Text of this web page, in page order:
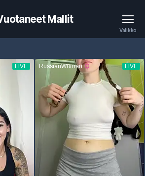
Mallit
Valikko